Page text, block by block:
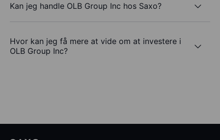
Kan jeg handle OLB Group Inc hos Saxo?
Hvor kan jeg få mere at vide om at investere i
OLB Group Inc?